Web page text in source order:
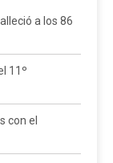
a los 86
11º
con el